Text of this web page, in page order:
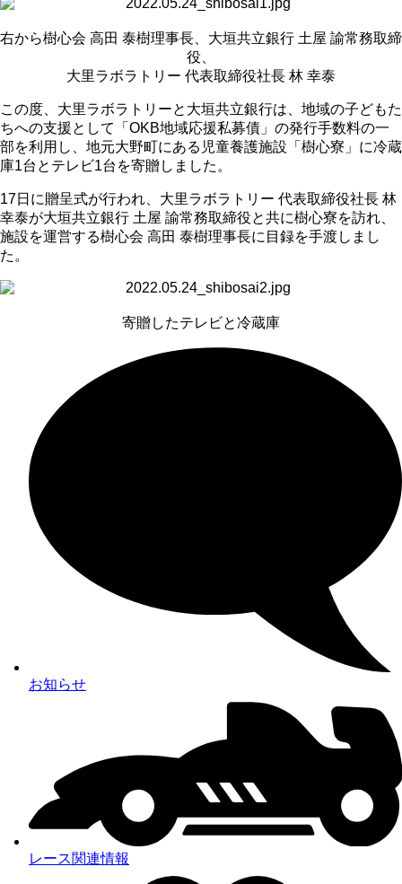
右から樹心会 高田 泰樹理事長、大垣共立銀行 土屋 諭常務取締
役、
大里ラボラトリー 代表取締役社長 林 幸泰
この度、大里ラボラトリーと大垣共立銀行は、地域の子どもた
ちへの支援として「 OKB地域応援私募債」の発行手数料の一
部を利用し、地元大野町にある児童養護施設「樹心寮」に冷蔵
庫1台とテレビ1台を寄贈しました。
17日に贈呈式が行われ、大里ラボラトリー 代表取締役社長 林
幸泰が大垣共立銀行 土屋 諭常務取締役と共に樹心寮を訪れ、
施設を運営する樹心会 高田 泰樹理事長に目録を手渡しまし
た。
寄贈したテレビと冷蔵庫
お知らせ
レース関連情報